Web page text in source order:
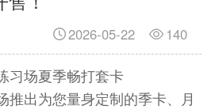
140
2026-05-22
习场夏季畅打套卡
推出为您量身定制的季卡、月